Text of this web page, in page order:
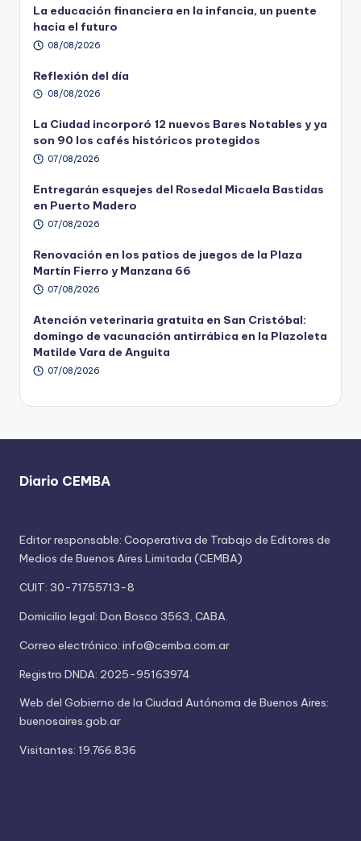
La educación financiera en la infancia, un puente
hacia el futuro
08/08/2026
Reflexión del día
08/08/2026
La Ciudad incorporó 12 nuevos Bares Notables y ya
son 90 los cafés históricos protegidos
07/08/2026
Entregarán esquejes del Rosedal Micaela Bastidas
en Puerto Madero
07/08/2026
Renovación en los patios de juegos de la Plaza
Martín Fierro y Manzana 66
07/08/2026
Atención veterinaria gratuita en San Cristóbal:
domingo de vacunación antirrábica en la Plazoleta
Matilde Vara de Anguita
07/08/2026
Diario CEMBA
Editor responsable: Cooperativa de Trabajo de Editores de
Medios de Buenos Aires Limitada (CEMBA)
CUIT: 30-71755713-8
Domicilio legal: Don Bosco 3563, CABA.
Correo electrónico: info@cemba.com.ar
Registro DNDA: 2025-95163974
Web del Gobierno de la Ciudad Autónoma de Buenos Aires:
buenosaires.gob.ar
Visitantes: 19.766.836